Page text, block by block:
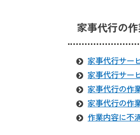
家事代行の
家事代行サー
家事代行サー
家事代行の作
家事代行の作
作業内容に不